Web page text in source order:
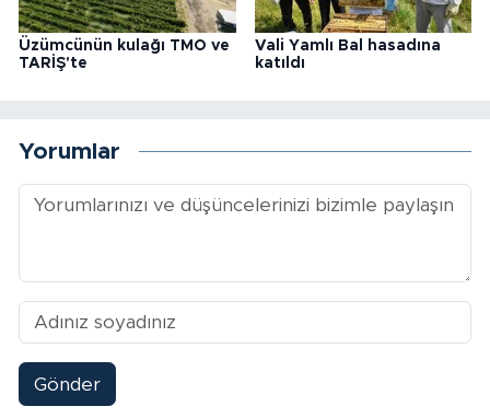
Üzümcünün kulağı TMO ve
TARİŞ'te
Vali Yamlı Bal hasadına
katıldı
Yorumlar
Gönder